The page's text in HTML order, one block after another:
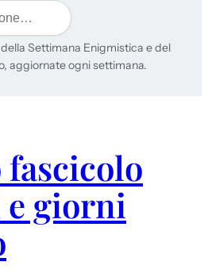
Settimana Enigmistica e del
aggiornate ogni settimana.
fascicolo
e giorni